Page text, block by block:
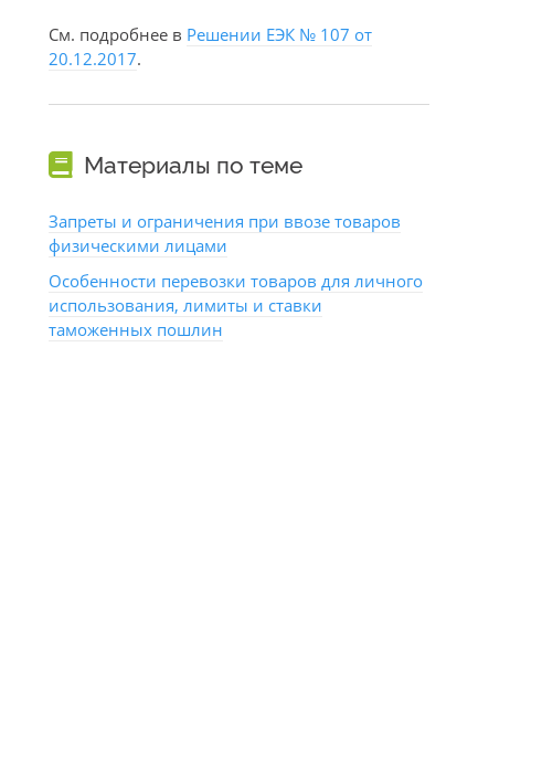
См. подробнее в Решении ЕЭК № 107 от
20.12.2017.
Материалы по теме
Запреты и ограничения при ввозе товаров
физическими лицами
Особенности перевозки товаров для личного
использования, лимиты и ставки
таможенных пошлин